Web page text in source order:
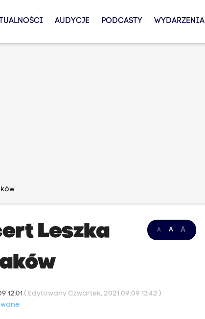
AUDYCJE PODCASTY WYDARZENIA
A A A
Leszka
12:01( Edytowany Czwartek, 2021.09.09 13:42 )